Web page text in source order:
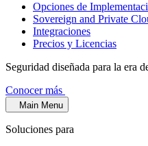
Opciones de
Sovereign and Private
Integraciones
Precios y Licencias
Seguridad diseñada para la era
Conocer más
Main Menu
Soluciones para